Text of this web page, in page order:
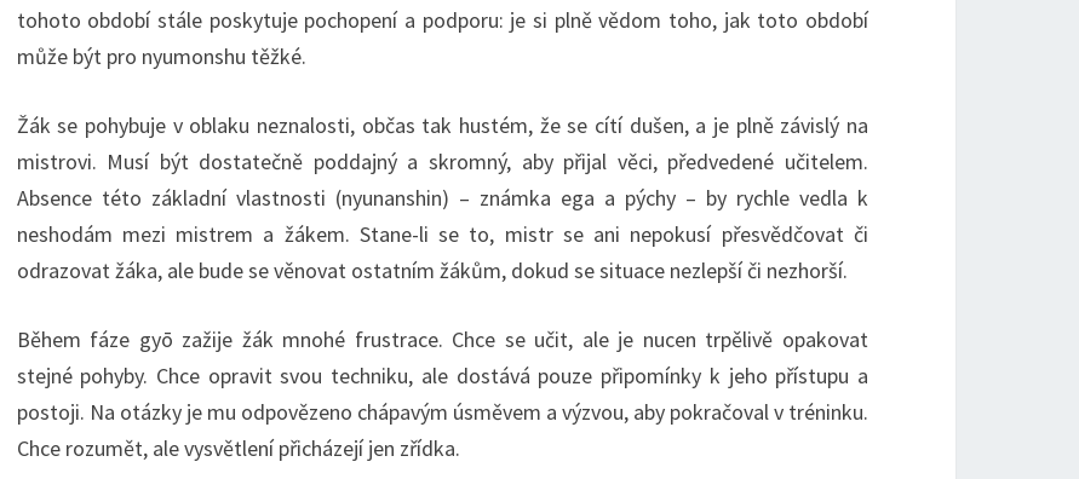
tohoto období stále poskytuje pochopení a podporu: je si plně vědom toho, jak toto období
může být pro nyumonshu těžké.
Žák se pohybuje v oblaku neznalosti, občas tak hustém, že se cítí dušen, a je plně závislý na
mistrovi. Musí být dostatečně poddajný a skromný, aby přijal věci, předvedené učitelem.
Absence této základní vlastnosti (nyunanshin) – známka ega a pýchy – by rychle vedla k
neshodám mezi mistrem a žákem. Stane-li se to, mistr se ani nepokusí přesvědčovat či
odrazovat žáka, ale bude se věnovat ostatním žákům, dokud se situace nezlepší či nezhorší.
Během fáze gyō zažije žák mnohé frustrace. Chce se učit, ale je nucen trpělivě opakovat
stejné pohyby. Chce opravit svou techniku, ale dostává pouze připomínky k jeho přístupu a
postoji. Na otázky je mu odpovězeno chápavým úsměvem a výzvou, aby pokračoval v tréninku.
Chce rozumět, ale vysvětlení přicházejí jen zřídka.